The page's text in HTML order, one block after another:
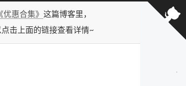
《优惠合集》 这篇博客里，
击上面的链接查看详情~